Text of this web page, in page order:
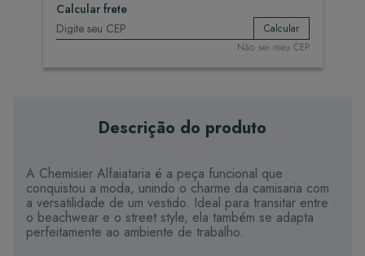
Calcular frete
Calcular
Não sei meu CEP
Descrição do produto
A Chemisier Alfaiataria é a peça funcional que
conquistou a moda, unindo o charme da camisaria com
a versatilidade de um vestido. Ideal para transitar entre
o beachwear e o street style, ela também se adapta
perfeitamente ao ambiente de trabalho.